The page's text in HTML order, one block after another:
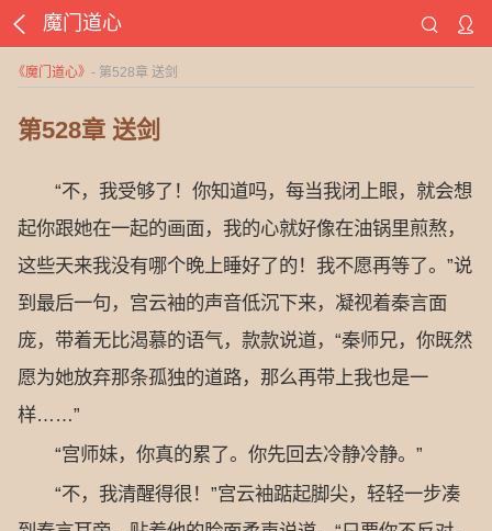
魔门道心
《魔门道心》 - 第528章 送剑
第528章 送剑
“不，我受够了！你知道吗，每当我闭上眼，就会想
起你跟她在一起的画面，我的心就好像在油锅里煎熬，
这些天来我没有哪个晚上睡好了的！我不愿再等了。”说
到最后一句，宫云袖的声音低沉下来，凝视着秦言面
庞，带着无比渴慕的语气，款款说道，“秦师兄，你既然
愿为她放弃那条孤独的道路，那么再带上我也是一
样……”
“宫师妹，你真的累了。你先回去冷静冷静。”
“不，我清醒得很！”宫云袖踮起脚尖，轻轻一步凑